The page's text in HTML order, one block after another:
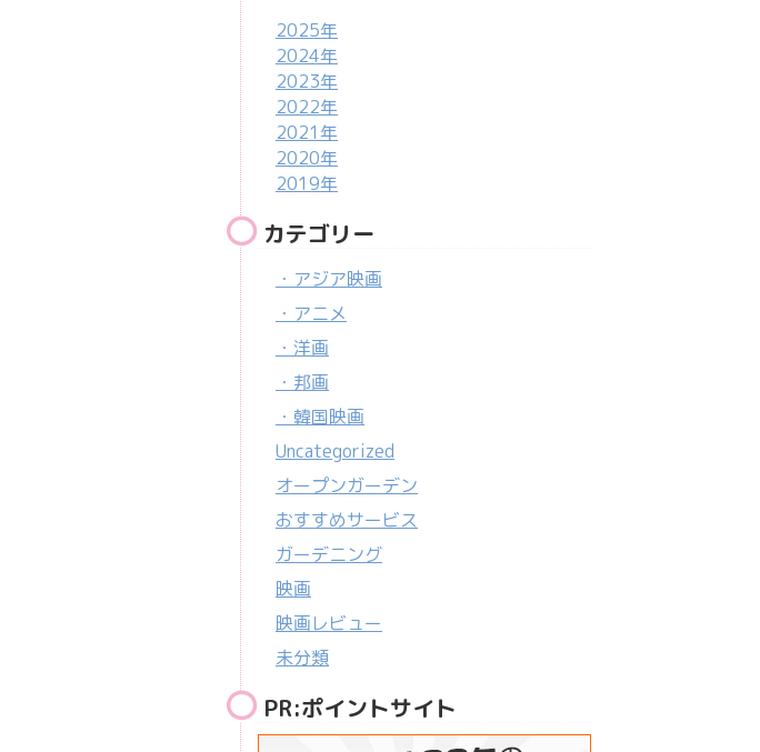
2025年
2024年
2023年
2022年
2021年
2020年
2019年
カテゴリー
・アジア映画
・アニメ
・洋画
・邦画
・韓国映画
Uncategorized
オープンガーデン
おすすめサービス
ガーデニング
映画
映画レビュー
未分類
PR:ポイントサイト